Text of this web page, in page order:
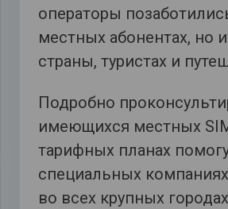
операторы
местных абонентах, но
страны, туристах и
Подробно
имеющихся местных
тарифных планах
специальных
во всех крупных